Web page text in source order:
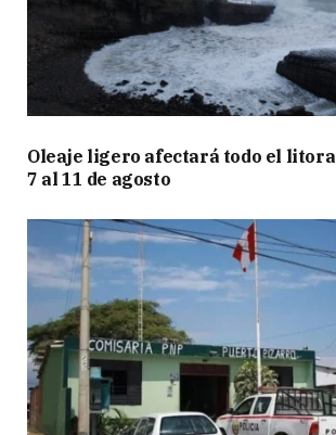
Oleaje ligero afectará todo el
7 al 11 de agosto